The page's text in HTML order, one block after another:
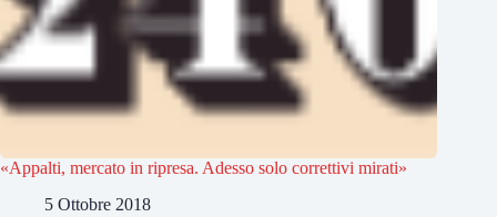
«Appalti, mercato in ripresa. Adesso solo correttivi mirati»
5 Ottobre 2018